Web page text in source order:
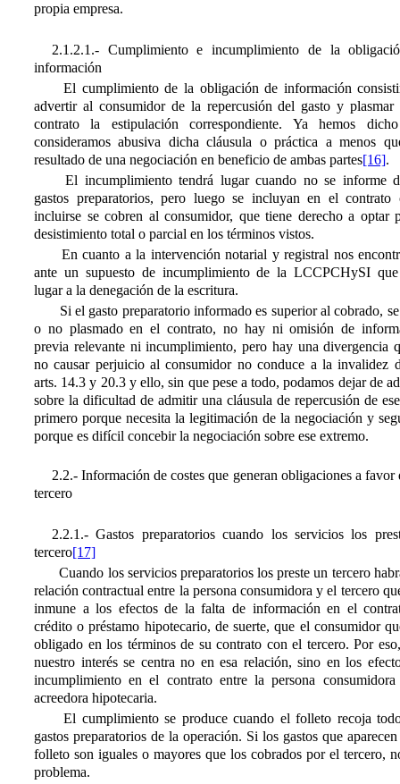
propia empresa.
2.1.2.1.- Cumplimiento e incumplimiento de la
información
El cumplimiento de la obligación de información
advertir al consumidor de la repercusión del gasto y plasmar
contrato la estipulación correspondiente. Ya hemos
consideramos abusiva dicha cláusula o práctica a menos
resultado de una negociación en beneficio de ambas partes[16].
El incumplimiento tendrá lugar cuando no se informe
gastos preparatorios, pero luego se incluyan en el contrato
incluirse se cobren al consumidor, que tiene derecho a optar
desistimiento total o parcial en los términos vistos.
En cuanto a la intervención notarial y registral nos
ante un supuesto de incumplimiento de la LCCPCHySI
lugar a la denegación de la escritura.
Si el gasto preparatorio informado es superior al cobrado,
o no plasmado en el contrato, no hay ni omisión de
previa relevante ni incumplimiento, pero hay una divergencia
no causar perjuicio al consumidor no conduce a la invalidez
arts. 14.3 y 20.3 y ello, sin que pese a todo, podamos dejar de
sobre la dificultad de admitir una cláusula de repercusión de
primero porque necesita la legitimación de la negociación y
porque es difícil concebir la negociación sobre ese extremo.
2.2.- Información de costes que generan obligaciones a favor
tercero
2.2.1.- Gastos preparatorios cuando los servicios los
tercero[17]
Cuando los servicios preparatorios los preste un tercero
relación contractual entre la persona consumidora y el tercero
inmune a los efectos de la falta de información en el
crédito o préstamo hipotecario, de suerte, que el consumidor
obligado en los términos de su contrato con el tercero. Por
nuestro interés se centra no en esa relación, sino en los
incumplimiento en el contrato entre la persona
acreedora hipotecaria.
El cumplimiento se produce cuando el folleto recoja
gastos preparatorios de la operación. Si los gastos que
folleto son iguales o mayores que los cobrados por el tercero,
problema.